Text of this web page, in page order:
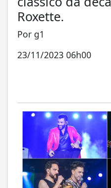
Roxette.
Por g1
23/11/2023 06h00